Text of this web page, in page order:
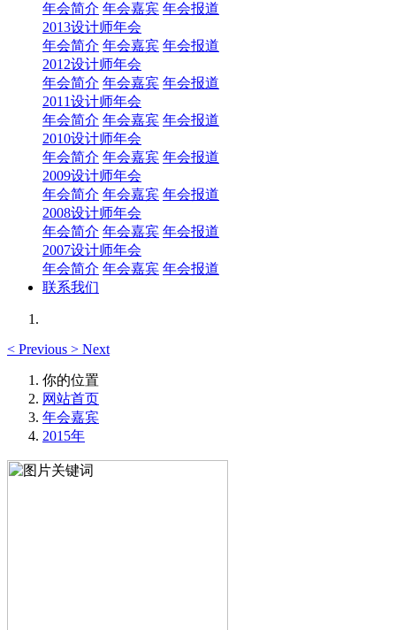
年会简介 年会嘉宾 年会报道
2013设计师年会
年会简介 年会嘉宾 年会报道
2012设计师年会
年会简介 年会嘉宾 年会报道
2011设计师年会
年会简介 年会嘉宾 年会报道
2010设计师年会
年会简介 年会嘉宾 年会报道
2009设计师年会
年会简介 年会嘉宾 年会报道
2008设计师年会
年会简介 年会嘉宾 年会报道
2007设计师年会
年会简介 年会嘉宾 年会报道
联系我们
< Previous > Next
你的位置
网站首页
年会嘉宾
2015年